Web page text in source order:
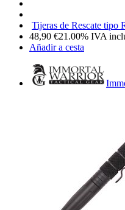
Tijeras de Rescate tipo
48,90 €21.00% IVA
Añadir a cesta